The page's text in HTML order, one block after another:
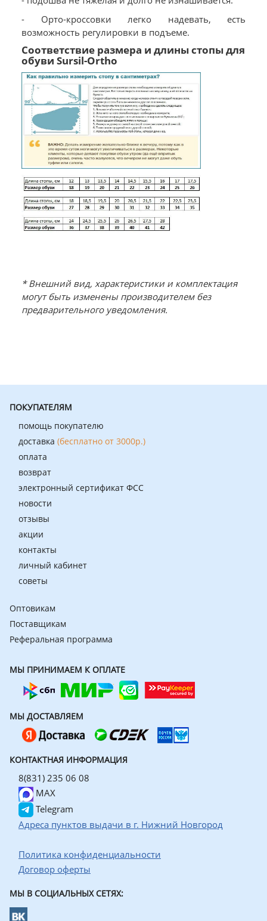
- Орто-кроссовки легко надевать, есть
возможность регулировки в подъеме.
Соответствие размера и длины стопы для
обуви Sursil-Ortho
* Внешний вид, характеристики и комплектация
могут быть изменены производителем без
предварительного уведомления.
ПОКУПАТЕЛЯМ
помощь покупателю
доставка (бесплатно от 3000р.)
оплата
возврат
электронный сертификат ФСС
новости
отзывы
акции
контакты
личный кабинет
советы
Оптовикам
Поставщикам
Реферальная программа
МЫ ПРИНИМАЕМ К ОПЛАТЕ
МЫ ДОСТАВЛЯЕМ
КОНТАКТНАЯ ИНФОРМАЦИЯ
8(831) 235 06 08
MAX
Telegram
Адреса пунктов выдачи в г. Нижний Новгород
Политика конфиденциальности
Договор оферты
МЫ В СОЦИАЛЬНЫХ СЕТЯХ: